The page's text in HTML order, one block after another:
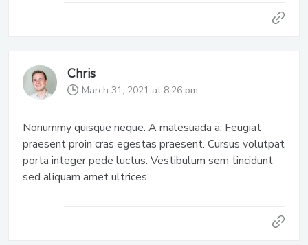
Chris
March 31, 2021 at 8:26 pm
Nonummy quisque neque. A malesuada a. Feugiat
praesent proin cras egestas praesent. Cursus volutpat
porta integer pede luctus. Vestibulum sem tincidunt
sed aliquam amet ultrices.